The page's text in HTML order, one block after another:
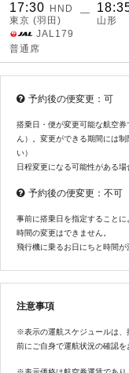
17:30
HND
東京 (羽田)
―
山形
JAL179
普通席
予約後の便変更：可
搭乗日・便が変更可能な航空
ん）。変更ができる期間には
い）
日程変更になる可能性がある場
予約後の便変更：不可
事前に搭乗日を指定すること
時間の変更はできません。
飛行機に乗るお日にちと時間が
注意事項
※表示の運航スケジュールは、
前にご自身で運航状況の確認を